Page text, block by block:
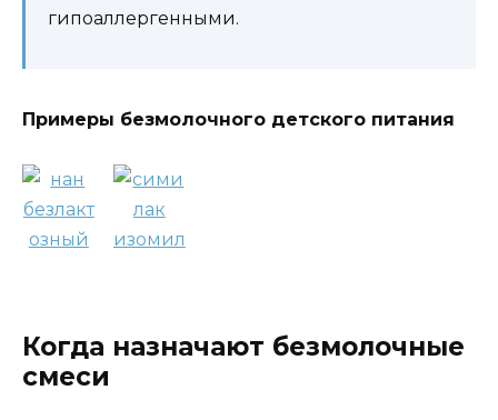
гипоаллергенными.
Примеры безмолочного детского питания
Когда назначают безмолочные
смеси